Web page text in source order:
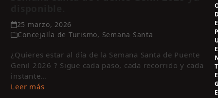
25 marzo, 2026
Concejalía de Turismo, Semana Santa
¿Quieres estar al día de la Semana Santa de Puente
Genil 2026 ? Sigue cada paso, cada recorrido y cada
instante…
Leer más
E
E
T
E
E